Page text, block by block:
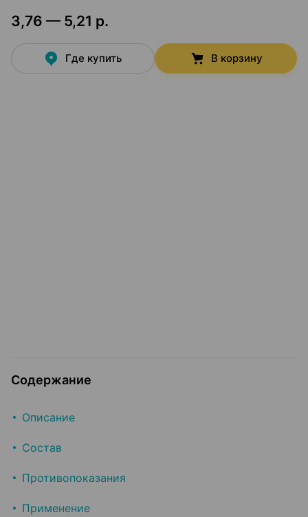
3,76 — 5,21 р.
Где купить В корзину
Содержание
Описание
Состав
Противопоказания
Применение